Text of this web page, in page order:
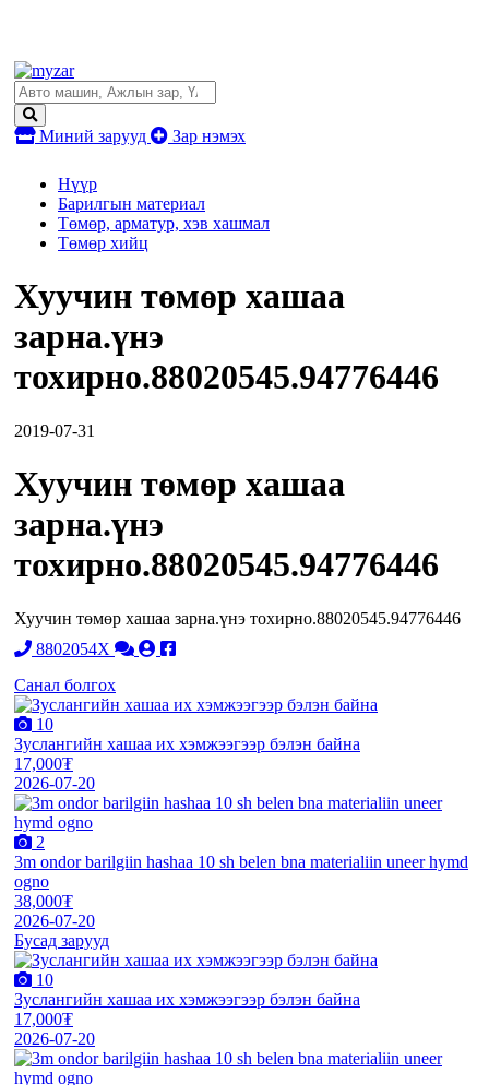
Миний зарууд Зар нэмэх
Нүүр
Барилгын материал
Төмөр, арматур, хэв хашмал
Төмөр хийц
Хуучин төмөр хашаа
зарна.үнэ
тохирно.88020545.94776446
2019-07-31
Хуучин төмөр хашаа
зарна.үнэ
тохирно.88020545.94776446
Хуучин төмөр хашаа зарна.үнэ тохирно.88020545.94776446
8802054X
Санал болгох
10
Зуслангийн хашаа их хэмжээгээр бэлэн байна
17,000₮
2026-07-20
2
3m ondor barilgiin hashaa 10 sh belen bna materialiin uneer hymd
ogno
38,000₮
2026-07-20
Бусад зарууд
10
Зуслангийн хашаа их хэмжээгээр бэлэн байна
17,000₮
2026-07-20